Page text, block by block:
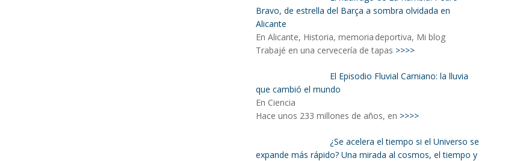
Bravo, de estrella del Barça a sombra olvidada en
Alicante
En Alicante, Historia, memoria deportiva, Mi blog
Trabajé en una cervecería de tapas >>>>
El Episodio Fluvial Carniano: la lluvia
que cambió el mundo
En Ciencia
Hace unos 233 millones de años, en >>>>
¿Se acelera el tiempo si el Universo se
expande más rápido? Una mirada al cosmos, el tiempo y